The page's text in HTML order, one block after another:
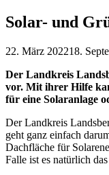
Solar- und
22. März 202218.
Der Landkreis
vor. Mit ihrer Hilfe
für eine Solaranlage
Der Landkreis
geht ganz einfach
Dachfläche für
Falle ist es natürlich